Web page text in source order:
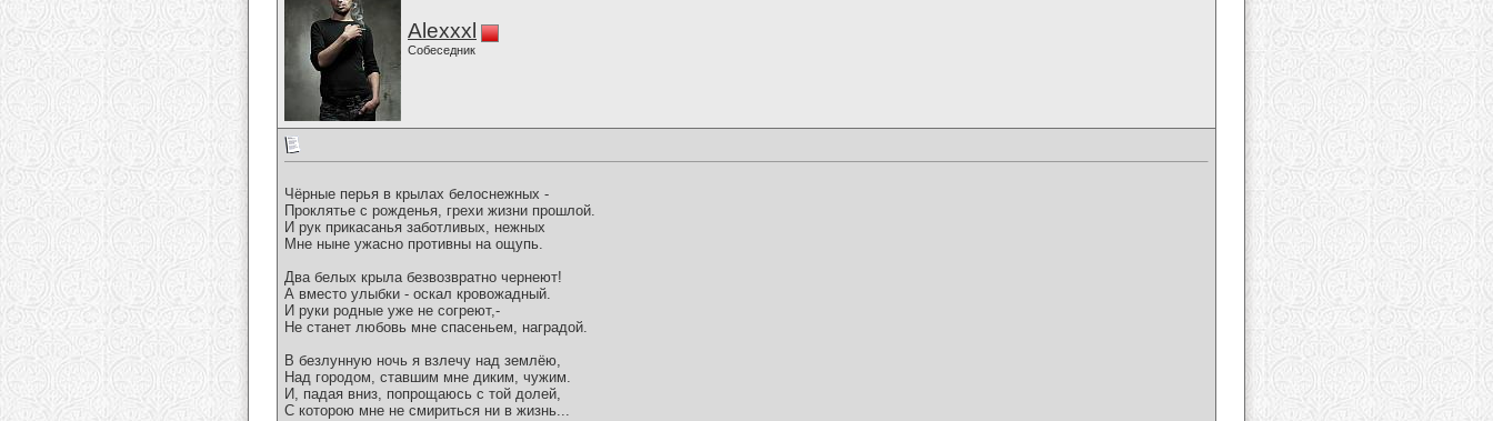
Alexxxl
Собеседник
Чёрные перья в крылах белоснежных -
Проклятье с рожденья, грехи жизни прошлой.
И рук прикасанья заботливых, нежных
Мне ныне ужасно противны на ощупь.
Два белых крыла безвозвратно чернеют!
А вместо улыбки - оскал кровожадный.
И руки родные уже не согреют,-
Не станет любовь мне спасеньем, наградой.
В безлунную ночь я взлечу над землёю,
Над городом, ставшим мне диким, чужим.
И, падая вниз, попрощаюсь с той долей,
С которою мне не смириться ни в жизнь...